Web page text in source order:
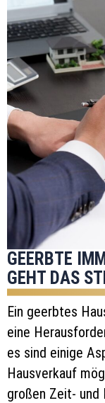
GEERBTE
GEHT DAS
Ein geerbtes
eine
es sind einige
Hausverkauf
großen Zeit-